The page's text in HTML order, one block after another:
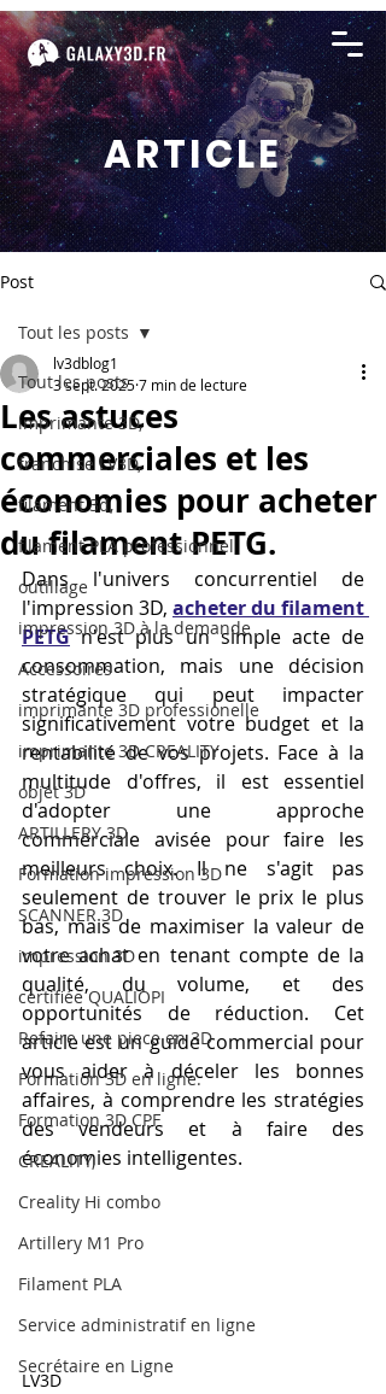
ARTICLE
Post
Tout les posts
imprimante 3D,
franchise LV3D,
filament 3d,
filament PLA professionnel
outillage
impression 3D à la demande
Accessoires
imprimante 3D professionelle
imprimante 3D CREALITY
objet 3D
ARTILLERY 3D
Formation impression 3D
SCANNER 3D
impression 3D
certifiée QUALIOPI
Refaire une piece en 3D
Formation 3D en ligne.
Formation 3D CPF
CREALITY,
Creality Hi combo
Artillery M1 Pro
Filament PLA
Service administratif en ligne
Secrétaire en Ligne
Tout les posts
Les astuces
commerciales et les
économies pour acheter
du filament PETG.
lv3dblog1
3 sept. 20257 min de lecture
Dans l'univers concurrentiel de
l'impression 3D, acheter du filament
PETG n'est plus un simple acte de
consommation, mais une décision
stratégique qui peut impacter
significativement votre budget et la
rentabilité de vos projets. Face à la
multitude d'offres, il est essentiel
d'adopter une approche
commerciale avisée pour faire les
meilleurs choix. Il ne s'agit pas
seulement de trouver le prix le plus
bas, mais de maximiser la valeur de
votre achat en tenant compte de la
qualité, du volume, et des
opportunités de réduction. Cet
article est un guide commercial pour
vous aider à déceler les bonnes
affaires, à comprendre les stratégies
des vendeurs et à faire des
économies intelligentes.
LV3D